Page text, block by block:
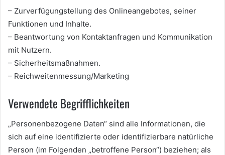
– Zurverfügungstellung des Onlineangebotes, seiner
Funktionen und Inhalte.
– Beantwortung von Kontaktanfragen und Kommunikation
mit Nutzern.
– Sicherheitsmaßnahmen.
– Reichweitenmessung/Marketing
Verwendete Begrifflichkeiten
„Personenbezogene Daten“ sind alle Informationen, die
sich auf eine identifizierte oder identifizierbare natürliche
Person (im Folgenden „betroffene Person“) beziehen; als